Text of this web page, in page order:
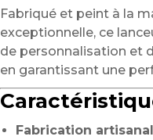
Fabriqué et peint à la
exceptionnelle, ce
de personnalisation et
en garantissant une
Fabrication